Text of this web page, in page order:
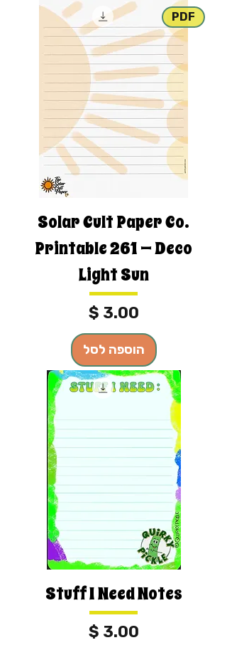
PDF
Solar Cult Paper Co.
Printable 261 — Deco
Light Sun
מחיר
הוספה לסל
Stuff I Need Notes
מחיר